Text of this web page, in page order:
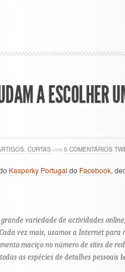
A ESCOLHER
, CURTAS com 0 COMENTÁRIOS
Kasperky Portugal do Facebook,
variedade de actividades
vez mais, usamos a Internet para
maciço no número de sites de
as espécies de detalhes pessoais